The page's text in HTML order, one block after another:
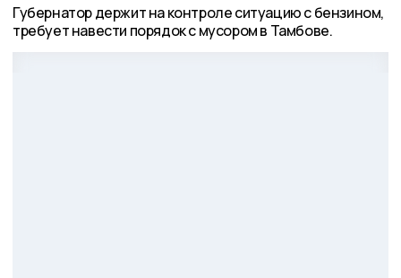
Губернатор держит на контроле ситуацию с бензином,
требует навести порядок с мусором в Тамбове.